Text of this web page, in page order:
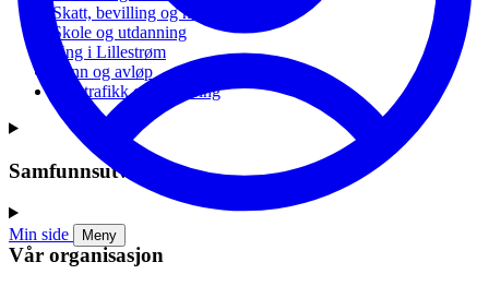
Min side Meny
Skatt, bevilling og næring
Skole og utdanning
Ung i Lillestrøm
Vann og avløp
Vei, trafikk og parkering
Samfunnsutvikling
Vår organisasjon